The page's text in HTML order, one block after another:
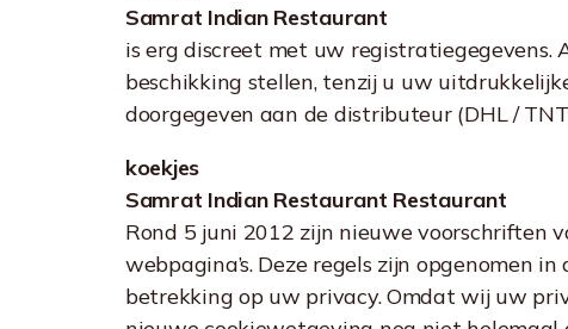
Samrat Indian Restaurant
is erg discreet met uw registratiegegevens.
beschikking stellen, tenzij u uw
doorgegeven aan de distributeur (DHL /
koekjes
Samrat Indian Restaurant Restaurant
Rond 5 juni 2012 zijn nieuwe voorschriften
webpagina’s. Deze regels zijn opgenomen
betrekking op uw privacy. Omdat wij uw